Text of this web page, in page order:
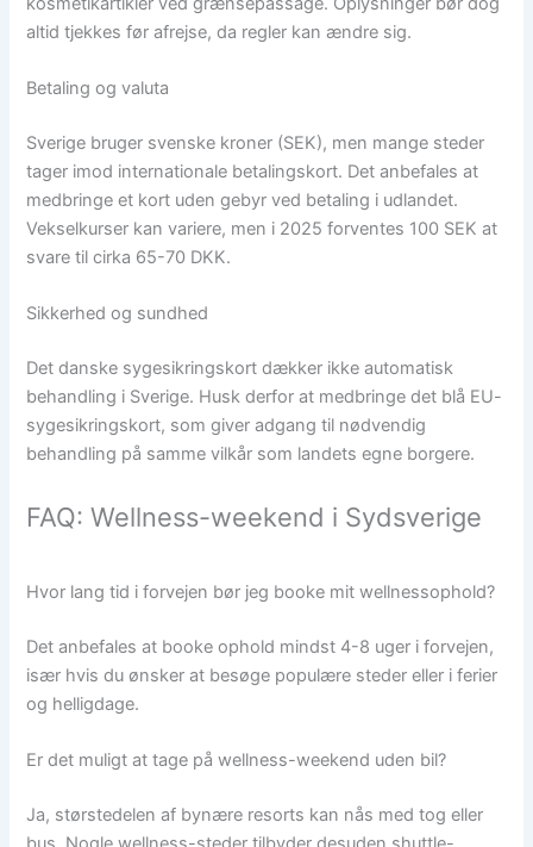
altid tjekkes før afrejse, da regler kan ændre sig.
Betaling og valuta
Sverige bruger svenske kroner (SEK), men mange steder
tager imod internationale betalingskort. Det anbefales at
medbringe et kort uden gebyr ved betaling i udlandet.
Vekselkurser kan variere, men i 2025 forventes 100 SEK at
svare til cirka 65-70 DKK.
Sikkerhed og sundhed
Det danske sygesikringskort dækker ikke automatisk
behandling i Sverige. Husk derfor at medbringe det blå EU-
sygesikringskort, som giver adgang til nødvendig
behandling på samme vilkår som landets egne borgere.
FAQ: Wellness-weekend i Sydsverige
Hvor lang tid i forvejen bør jeg booke mit wellnessophold?
Det anbefales at booke ophold mindst 4-8 uger i forvejen,
især hvis du ønsker at besøge populære steder eller i ferier
og helligdage.
Er det muligt at tage på wellness-weekend uden bil?
Ja, størstedelen af bynære resorts kan nås med tog eller